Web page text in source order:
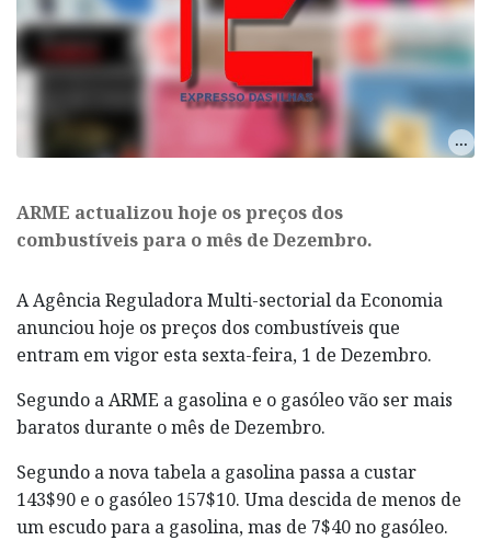
ARME actualizou hoje os preços dos
combustíveis para o mês de Dezembro.
A Agência Reguladora Multi-sectorial da Economia
anunciou hoje os preços dos combustíveis que
entram em vigor esta sexta-feira, 1 de Dezembro.
Segundo a ARME a gasolina e o gasóleo vão ser mais
baratos durante o mês de Dezembro.
Segundo a nova tabela a gasolina passa a custar
143$90 e o gasóleo 157$10. Uma descida de menos de
um escudo para a gasolina, mas de 7$40 no gasóleo.